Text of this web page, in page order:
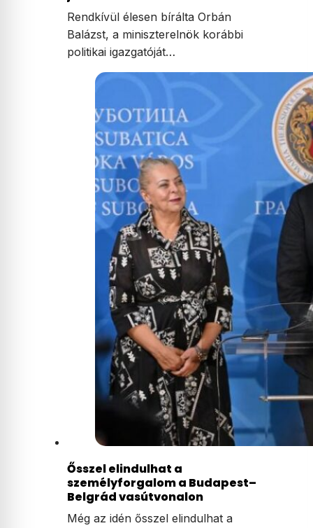
Rendkívül élesen bírálta Orbán
Balázst, a miniszterelnök korábbi
politikai igazgatóját…
Ősszel elindulhat a
személyforgalom a Budapest–
Belgrád vasútvonalon
Még az idén ősszel elindulhat a